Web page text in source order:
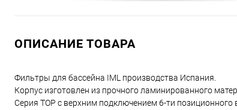
ОПИСАНИЕ ТОВАРА
Фильтры для бассейна IML производства Испания.
Корпус изготовлен из прочного ламинированного
Серия TOP с верхним подключением 6-ти